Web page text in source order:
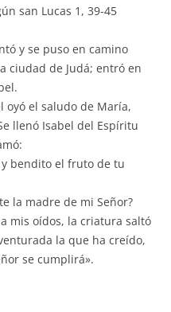
san Lucas 1, 39-45
y se puso en camino
ciudad de Judá; entró en
oyó el saludo de María,
llenó Isabel del Espíritu
bendito el fruto de tu
la madre de mi Señor?
mis oídos, la criatura saltó
la que ha creído,
se cumplirá».